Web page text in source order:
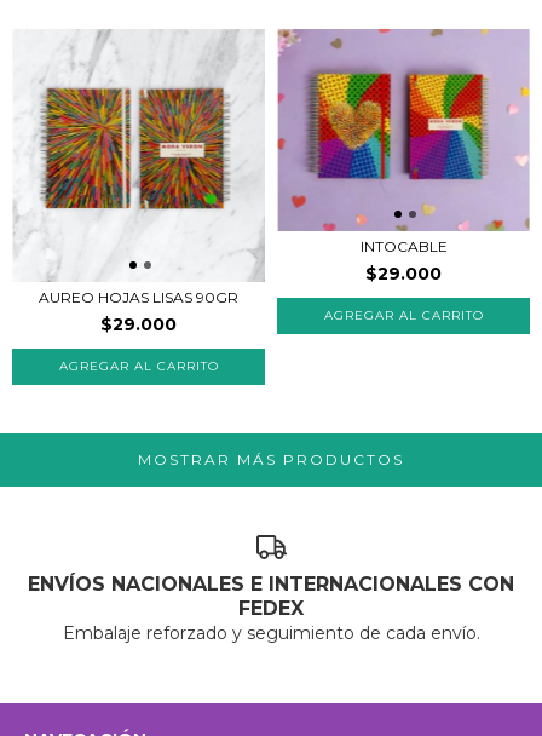
AUREO HOJAS LISAS 90GR
$29.000
INTOCABLE
$29.000
AGREGAR AL CARRITO
MOSTRAR MÁS PRODUCTOS
ENVÍOS NACIONALES E INTERNACIONALES CON
FEDEX
Embalaje reforzado y seguimiento de cada envío.